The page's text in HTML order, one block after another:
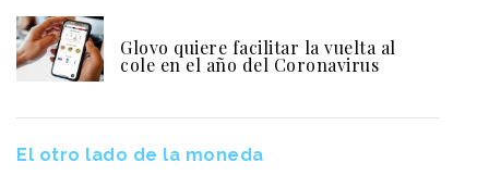
Glovo quiere facilitar la vuelta al
cole en el año del Coronavirus
El otro lado de la moneda